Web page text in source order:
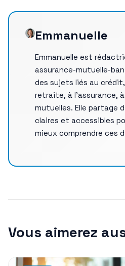
Emmanuelle
Emmanuelle est
assurance-mutuelle-
des sujets liés au
retraite, à l’assurance,
mutuelles. Elle partage
claires et accessibles
mieux comprendre ces
Vous aimerez